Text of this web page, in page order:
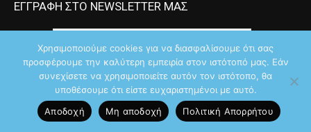
ΕΓΓΡΑΦΗ ΣΤΟ NEWSLETTER ΜΑΣ
ΑΚΟΛΟΥΘΗΣΤΕ ΜΑΣ ΣΤΑ SOCIAL
Χρησιμοποιούμε cookies για να διασφαλίσουμε ότι σας
προσφέρουμε την καλύτερη εμπειρία στον ιστότοπό μας. Εάν
συνεχίσετε να χρησιμοποιείτε αυτόν τον ιστότοπο, θα
υποθέσουμε ότι είστε ευχαριστημένοι με αυτό.
Αποδοχή
Μη αποδοχή Πολιτική Aπορρήτου